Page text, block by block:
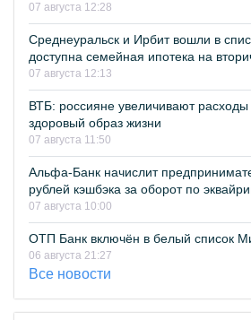
07 августа 12:28
Среднеуральск и Ирбит вошли в
доступна семейная ипотека на
07 августа 12:13
ВТБ: россияне увеличивают расходы
здоровый образ жизни
07 августа 11:50
Альфа-Банк начислит
рублей кэшбэка за оборот по
07 августа 10:00
ОТП Банк включён в белый список
06 августа 21:27
Все новости